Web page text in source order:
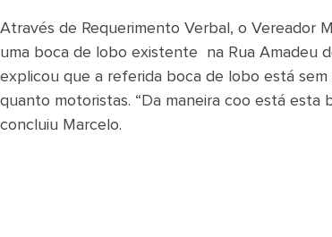
Através de Requerimento Verbal, o Vereador
uma boca de lobo existente na Rua Amadeu
explicou que a referida boca de lobo está
quanto motoristas. “Da maneira coo está esta
concluiu Marcelo.